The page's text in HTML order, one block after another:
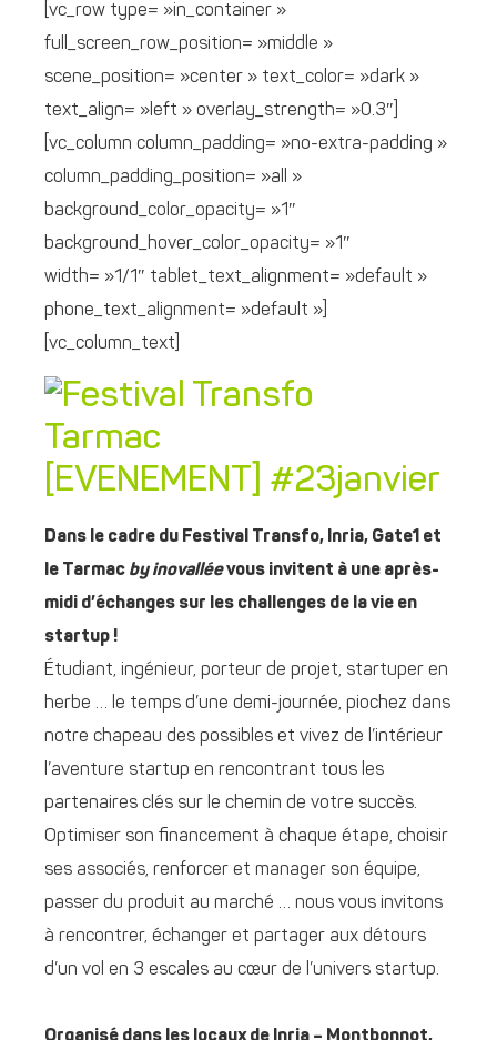
[vc_row type= »in_container »
full_screen_row_position= »middle »
scene_position= »center » text_color= »dark »
text_align= »left » overlay_strength= »0.3″]
[vc_column column_padding= »no-extra-padding »
column_padding_position= »all »
background_color_opacity= »1″
background_hover_color_opacity= »1″
width= »1/1″ tablet_text_alignment= »default »
phone_text_alignment= »default »]
[vc_column_text]
[EVENEMENT] #23janvier
Dans le cadre du Festival Transfo, Inria, Gate1 et
le Tarmac by inovalléevous invitent à une après-
midi d’échanges sur les challenges de la vie en
startup !
Étudiant, ingénieur, porteur de projet, startuper en
herbe … le temps d’une demi-journée, piochez dans
notre chapeau des possibles et vivez de l’intérieur
l’aventure startup en rencontrant tous les
partenaires clés sur le chemin de votre succès.
Optimiser son financement à chaque étape, choisir
ses associés, renforcer et manager son équipe,
passer du produit au marché … nous vous invitons
à rencontrer, échanger et partager aux détours
d’un vol en 3 escales au cœur de l’univers startup.